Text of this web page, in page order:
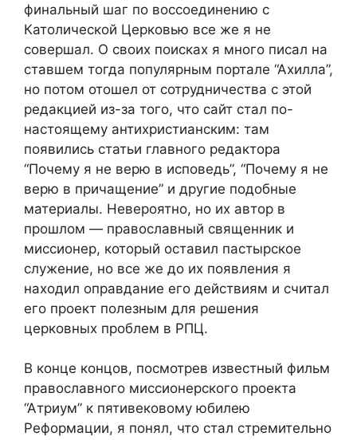
финальный шаг по воссоединению с
Католической Церковью все же я не
совершал. О своих поисках я много писал на
ставшем тогда популярным портале “Ахилла”,
но потом отошел от сотрудничества с этой
редакцией из-за того, что сайт стал по-
настоящему антихристианским: там
появились статьи главного редактора
“Почему я не верю в исповедь”, “Почему я не
верю в причащение” и другие подобные
материалы. Невероятно, но их автор в
прошлом — православный священник и
миссионер, который оставил пастырское
служение, но все же до их появления я
находил оправдание его действиям и считал
его проект полезным для решения
церковных проблем в РПЦ.
В конце концов, посмотрев известный фильм
православного миссионерского проекта
“Атриум” к пятивековому юбилею
Реформации, я понял, что стал стремительно